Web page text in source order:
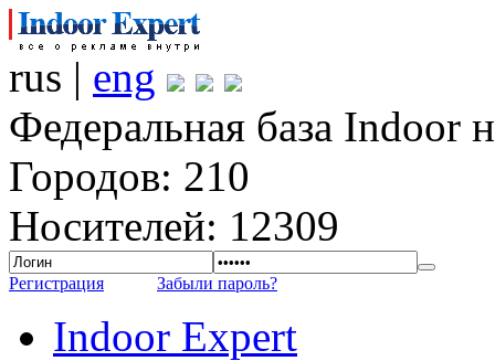
rus | eng
Федеральная база Indoor
Городов: 210
Носителей: 12309
Регистрация Забыли пароль?
Indoor Expert